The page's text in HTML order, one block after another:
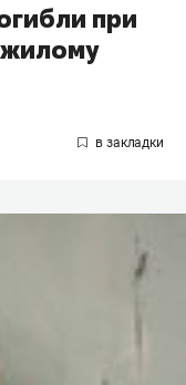
при
жилому